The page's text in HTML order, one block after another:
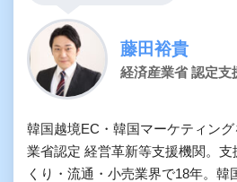
藤田裕貴
経済産業省 認定支
韓国越境EC・韓国マーケティン
業省認定 経営革新等支援機関。
くり・流通・小売業界で18年。韓